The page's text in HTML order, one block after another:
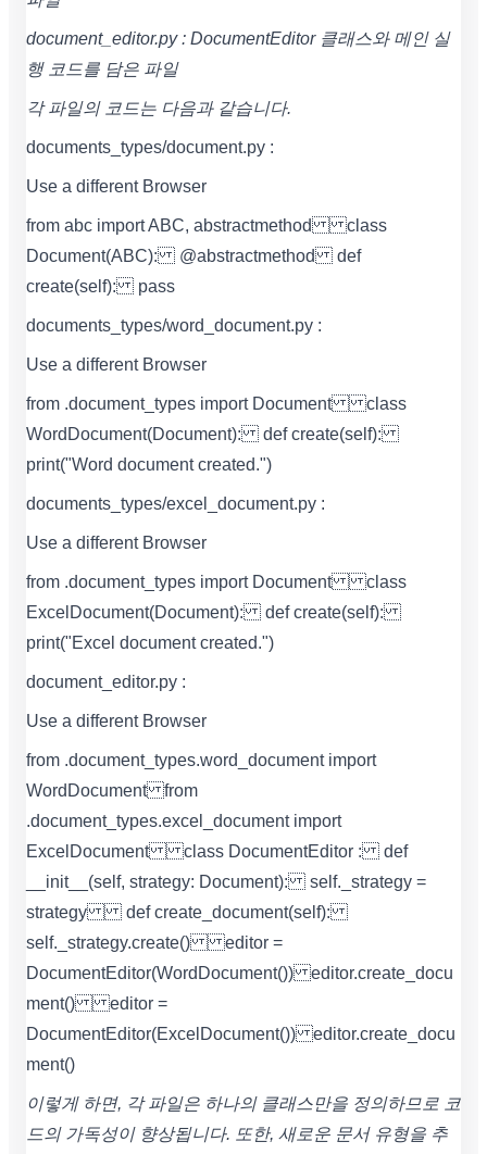
document_editor.py : DocumentEditor 클래스와 메인 실
행 코드를 담은 파일
각 파일의 코드는 다음과 같습니다.
documents_types/document.py :
Use a different Browser
from abc import ABC, abstractmethod class
Document(ABC): @abstractmethod def
create(self): pass
documents_types/word_document.py :
Use a different Browser
from .document_types import Document class
WordDocument(Document): def create(self):
print("Word document created.")
documents_types/excel_document.py :
Use a different Browser
from .document_types import Document class
ExcelDocument(Document): def create(self):
print("Excel document created.")
document_editor.py :
Use a different Browser
from .document_types.word_document import
WordDocument from
.document_types.excel_document import
ExcelDocument class DocumentEditor : def
__init__(self, strategy: Document): self._strategy =
strategy def create_document(self):
self._strategy.create() editor =
DocumentEditor(WordDocument()) editor.create_docu
ment() editor =
DocumentEditor(ExcelDocument()) editor.create_docu
ment()
이렇게 하면, 각 파일은 하나의 클래스만을 정의하므로 코
드의 가독성이 향상됩니다. 또한, 새로운 문서 유형을 추